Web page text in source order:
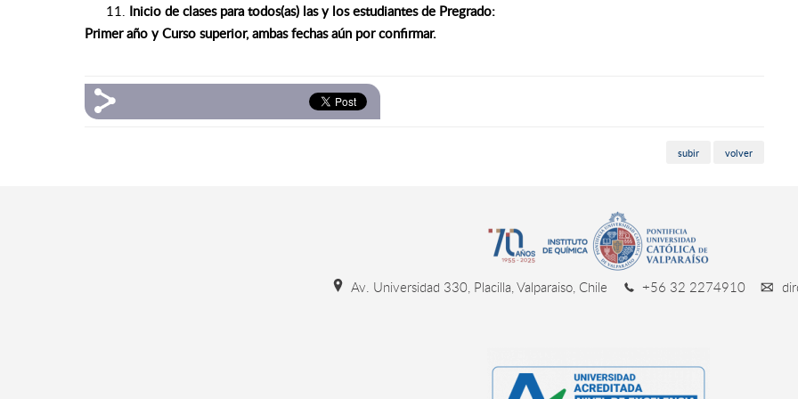
Inicio de clases para todos(as) las y los estudiantes de Pregrado:
Primer año y Curso superior, ambas fechas aún por confirmar.
subir volver
Av. Universidad 330, Placilla, Valparaiso, Chile +56 32 2274910